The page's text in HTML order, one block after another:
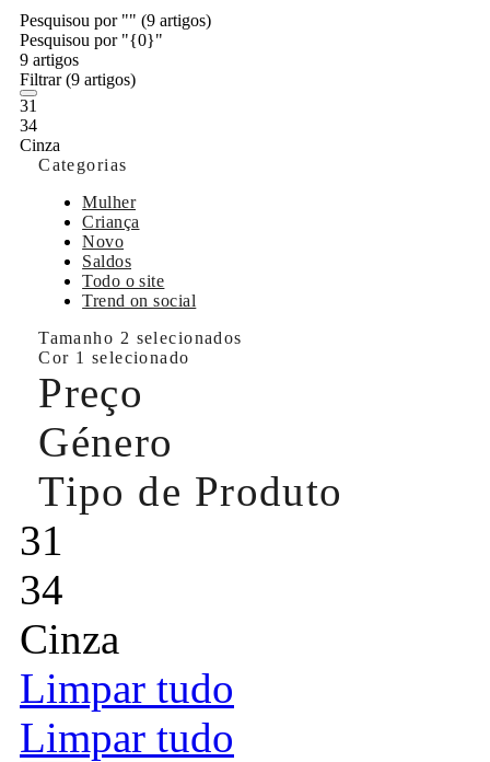
Pesquisou por "" (9 artigos)
Pesquisou por "{0}"
9 artigos
Filtrar(9 artigos)
31
34
Cinza
Categorias
Mulher
Criança
Novo
Saldos
Todo o site
Trend on social
Tamanho 2 selecionados
Cor 1 selecionado
Preço
Género
Tipo de Produto
31
34
Cinza
Limpar tudo
Limpar tudo